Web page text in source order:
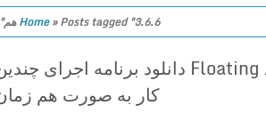
Home»Posts tagged "3.6.6 هم"
Floating Apps 3.6.6 دانلود برنامه اجرای چندین
کار به صورت هم زمان